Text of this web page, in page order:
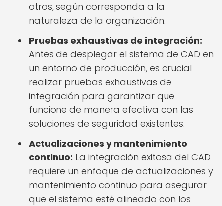
otros, según corresponda a la
naturaleza de la organización.
Pruebas exhaustivas de integración:
Antes de desplegar el sistema de CAD en
un entorno de producción, es crucial
realizar pruebas exhaustivas de
integración para garantizar que
funcione de manera efectiva con las
soluciones de seguridad existentes.
Actualizaciones y mantenimiento
continuo: La integración exitosa del CAD
requiere un enfoque de actualizaciones y
mantenimiento continuo para asegurar
que el sistema esté alineado con los